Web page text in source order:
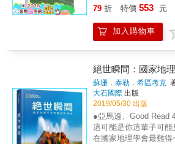
機，開啟了魏啟豪從此
的決心。 為了與一般旅遊攝影多半以拍攝景點
為主的方式區隔，魏
個月就開始帶著家人前
陌生的國度、探索新奇
各個有趣的生態和人文
生，也一同加入了探索
手走訪頂級旅店，過
密、彼此的心更柔軟
恩惠越來越感念。
79 折 特價 553 元
加入購物車
絕世瞬間：國家地
蘇珊．泰勒．希區考克
大石國際 出版
2019/05/30 出版
●亞馬遜、Good Read
這可能是你這輩子可
在國家地理學會最難